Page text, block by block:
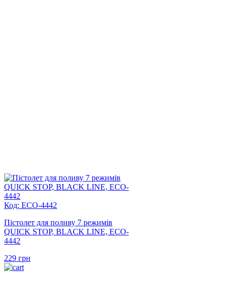
Код: ECO-4442
Пістолет для поливу 7 режимів
QUICK STOP, BLACK LINE, ECO-
4442
229 грн